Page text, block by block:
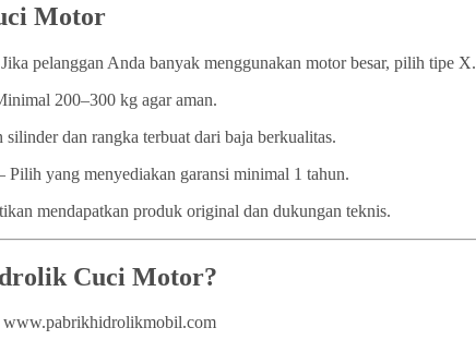
Motor
pelanggan Anda banyak menggunakan motor besar, pilih tipe X.
200–300 kg agar aman.
silinder dan rangka terbuat dari baja berkualitas.
Pilih yang menyediakan garansi minimal 1 tahun.
mendapatkan produk original dan dukungan teknis.
Cuci Motor?